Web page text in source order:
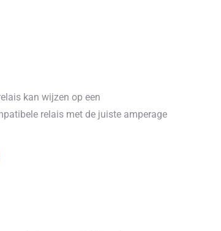
kan wijzen op een
relais met de juiste amperage